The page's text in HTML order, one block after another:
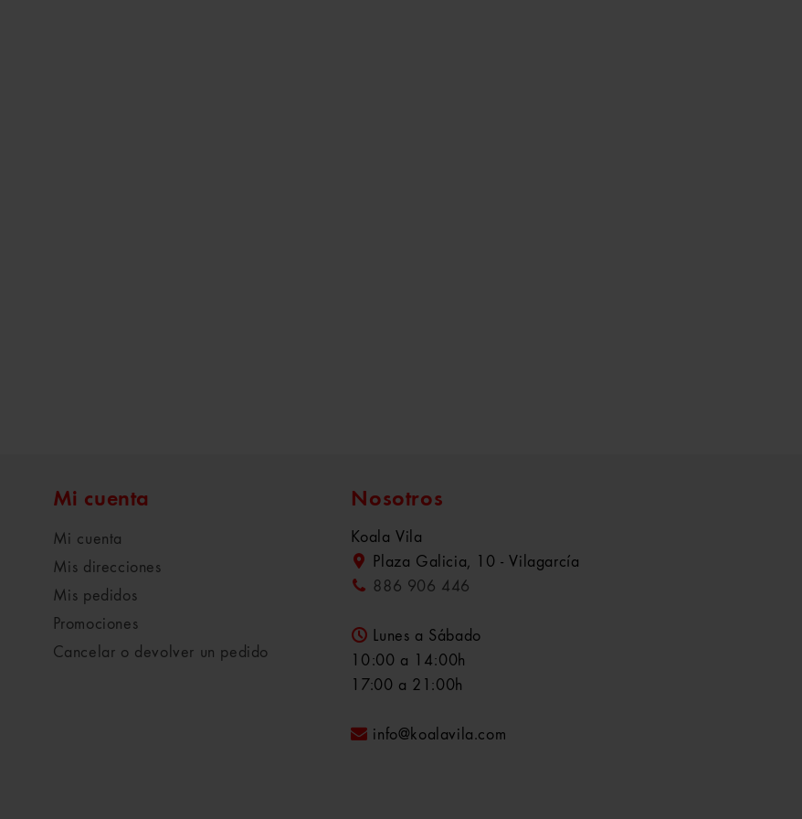
Mi cuenta
Mi cuenta
Mis direcciones
Mis pedidos
Promociones
Cancelar o devolver un pedido
Nosotros
Koala Vila
Plaza Galicia, 10 - Vilagarcía
886 906 446
Lunes a Sábado
10:00 a 14:00h
17:00 a 21:00h
info@koalavila.com